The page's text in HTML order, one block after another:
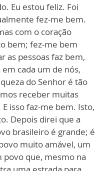
Eu estou feliz. Foi
fez-me bem.
com o coração
bem; fez-me bem
as pessoas faz bem,
cada um de nós,
do Senhor é tão
receber muitas
isso faz-me bem. Isto,
Depois direi que a
brasileiro é grande; é
muito amável, um
povo que, mesmo na